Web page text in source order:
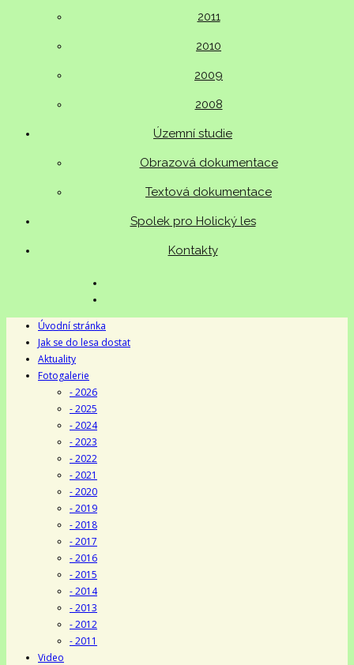
2011
2010
2009
2008
Územní studie
Obrazová dokumentace
Textová dokumentace
Spolek pro Holický les
Kontakty
Úvodní stránka
Jak se do lesa dostat
Aktuality
Fotogalerie
- 2026
- 2025
- 2024
- 2023
- 2022
- 2021
- 2020
- 2019
- 2018
- 2017
- 2016
- 2015
- 2014
- 2013
- 2012
- 2011
Video